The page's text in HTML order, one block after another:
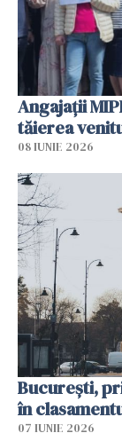
Angajaţii
tăierea
08 IUNIE 2026
București,
în
07 IUNIE 2026